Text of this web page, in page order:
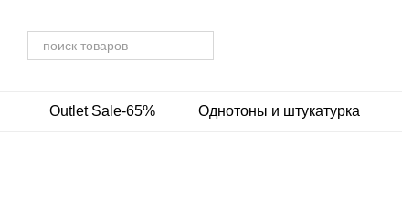
Outlet Sale-65% Однотоны и штукатурка